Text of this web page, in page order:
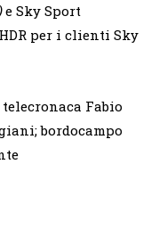
e Sky Sport
per i clienti Sky
Fabio
bordocampo